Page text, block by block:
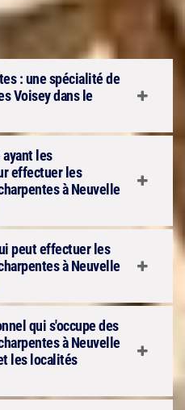
: une spécialité de
Voisey dans le
les
effectuer les
à Neuvelle
peut effectuer les
à Neuvelle
qui s'occupe des
à Neuvelle
les localités